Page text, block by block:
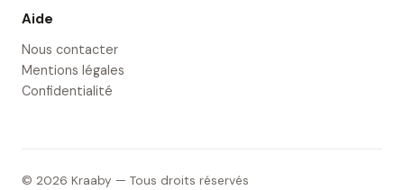
Aide
Nous contacter
Mentions légales
Confidentialité
© 2026 Kraaby — Tous droits réservés